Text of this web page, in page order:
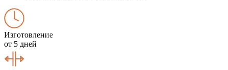
Изготовление
от 5 дней